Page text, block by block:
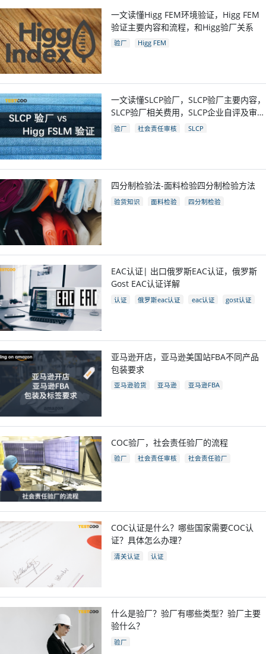
一文读懂Higg FEM环境验证，Higg FEM
验证主要内容和流程，和Higg验厂关系
验厂 Higg FEM
一文读懂SLCP验厂，SLCP验厂主要内容，
SLCP验厂相关费用，SLCP企业自评及审核
流程
验厂 社会责任审核 SLCP
四分制检验法-面料检验四分制检验方法
验货知识 面料检验 四分制检验
EAC认证| 出口俄罗斯EAC认证，俄罗斯
Gost EAC认证详解
认证 俄罗斯eac认证 eac认证
gost认证
亚马逊开店，亚马逊美国站FBA不同产品
包装要求
亚马逊验货 亚马逊
亚马逊FBA
COC验厂，社会责任验厂的流程
验厂 社会责任审核
社会责任验厂
COC认证是什么？哪些国家需要COC认
证？具体怎么办理？
清关认证 认证
什么是验厂？验厂有哪些类型？验厂主要
验什么？
验厂